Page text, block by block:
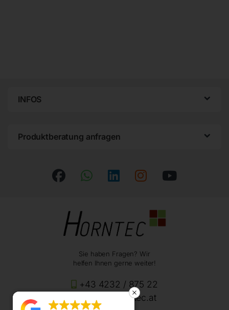
INFOS
Produktberatung anfragen
Sie haben Fragen? Wir
helfen Ihnen gerne weiter!
+43 4232 / 875 22
office@horntec.at